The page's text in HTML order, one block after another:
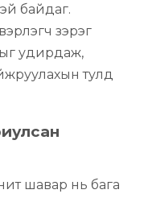
байдаг.
зэрэг
удирдаж,
тулд
шавар нь бага